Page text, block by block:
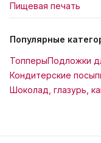
Пищевая печать
Популярные
ТопперыПодложки
Кондитерские
Шоколад, глазурь,